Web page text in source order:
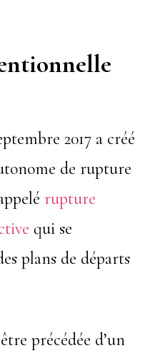
2017 a créé
de rupture
rupture
qui se
plans de départs
précédée d’un